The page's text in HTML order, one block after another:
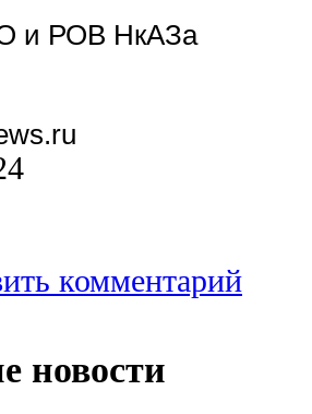
и РОВ НкАЗа
комментарий
новости